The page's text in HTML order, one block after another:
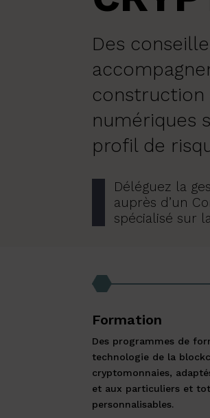
Des
construction
numériques
profil de
Déléguez la
auprès d’un
spécialisé sur
Formation
Des programmes de
technologie de la
cryptomonnaies,
et aux particuliers et
personnalisables.